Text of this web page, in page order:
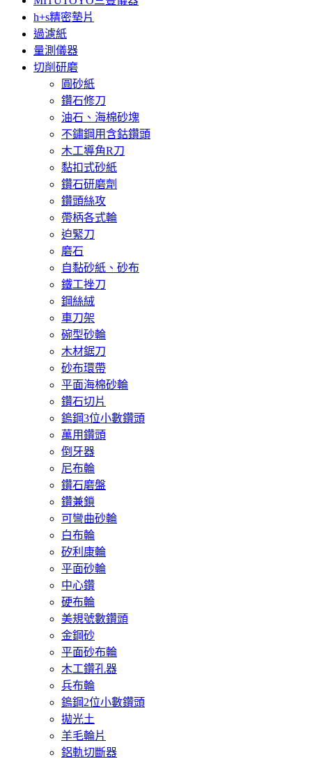
h+s精密墊片
過濾紙
量測儀器
切削研磨
圓砂紙
鑽石修刀
油石、海棉砂塊
不鏽鋼用含鈷鑽頭
木工導角R刀
黏扣式砂紙
鑽石研磨劑
鑽頭絲攻
帶柄各式輪
迫緊刀
磨石
自黏砂紙、砂布
鐵工挫刀
鋼絲絨
車刀架
碗型砂輪
木材鋸刀
砂布環帶
平面海棉砂輪
鑽石切片
鎢鋼3位小數鑽頭
萬用鑽頭
倒牙器
尼布輪
鑽石磨盤
鑽兼鎖
可彎曲砂輪
白布輪
矽利康輪
平面砂輪
中心鑽
硬布輪
美規號數鑽頭
金鋼砂
平面砂布輪
木工鑽孔器
兵布輪
鎢鋼2位小數鑽頭
拋光土
羊毛輪片
鋁軌切斷器